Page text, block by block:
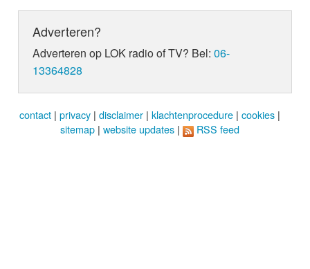
Adverteren?
Adverteren op LOK radio of TV? Bel:06-
13364828
contact | privacy | disclaimer | klachtenprocedure | cookies |
sitemap | website updates | RSS feed